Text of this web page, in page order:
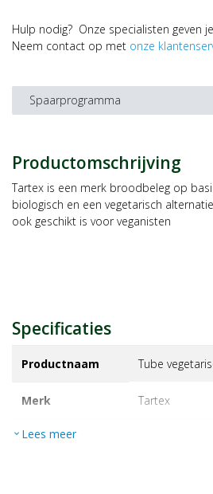
Hulp nodig? Onze specialisten geven
Neem contact op met onze
Spaarprogramma
Productomschrijving
Tartex is een merk broodbeleg op
biologisch en een vegetarisch
ook geschikt is voor veganisten
Specificaties
Productnaam Tube
Merk tartex
EAN
expand_more Lees meer